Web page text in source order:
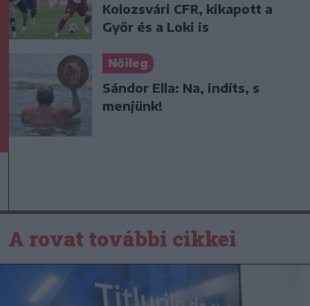
Kolozsvári CFR, kikapott a
Győr és a Loki is
Nőileg
Sándor Ella: Na, indíts, s
menjünk!
A rovat további cikkei